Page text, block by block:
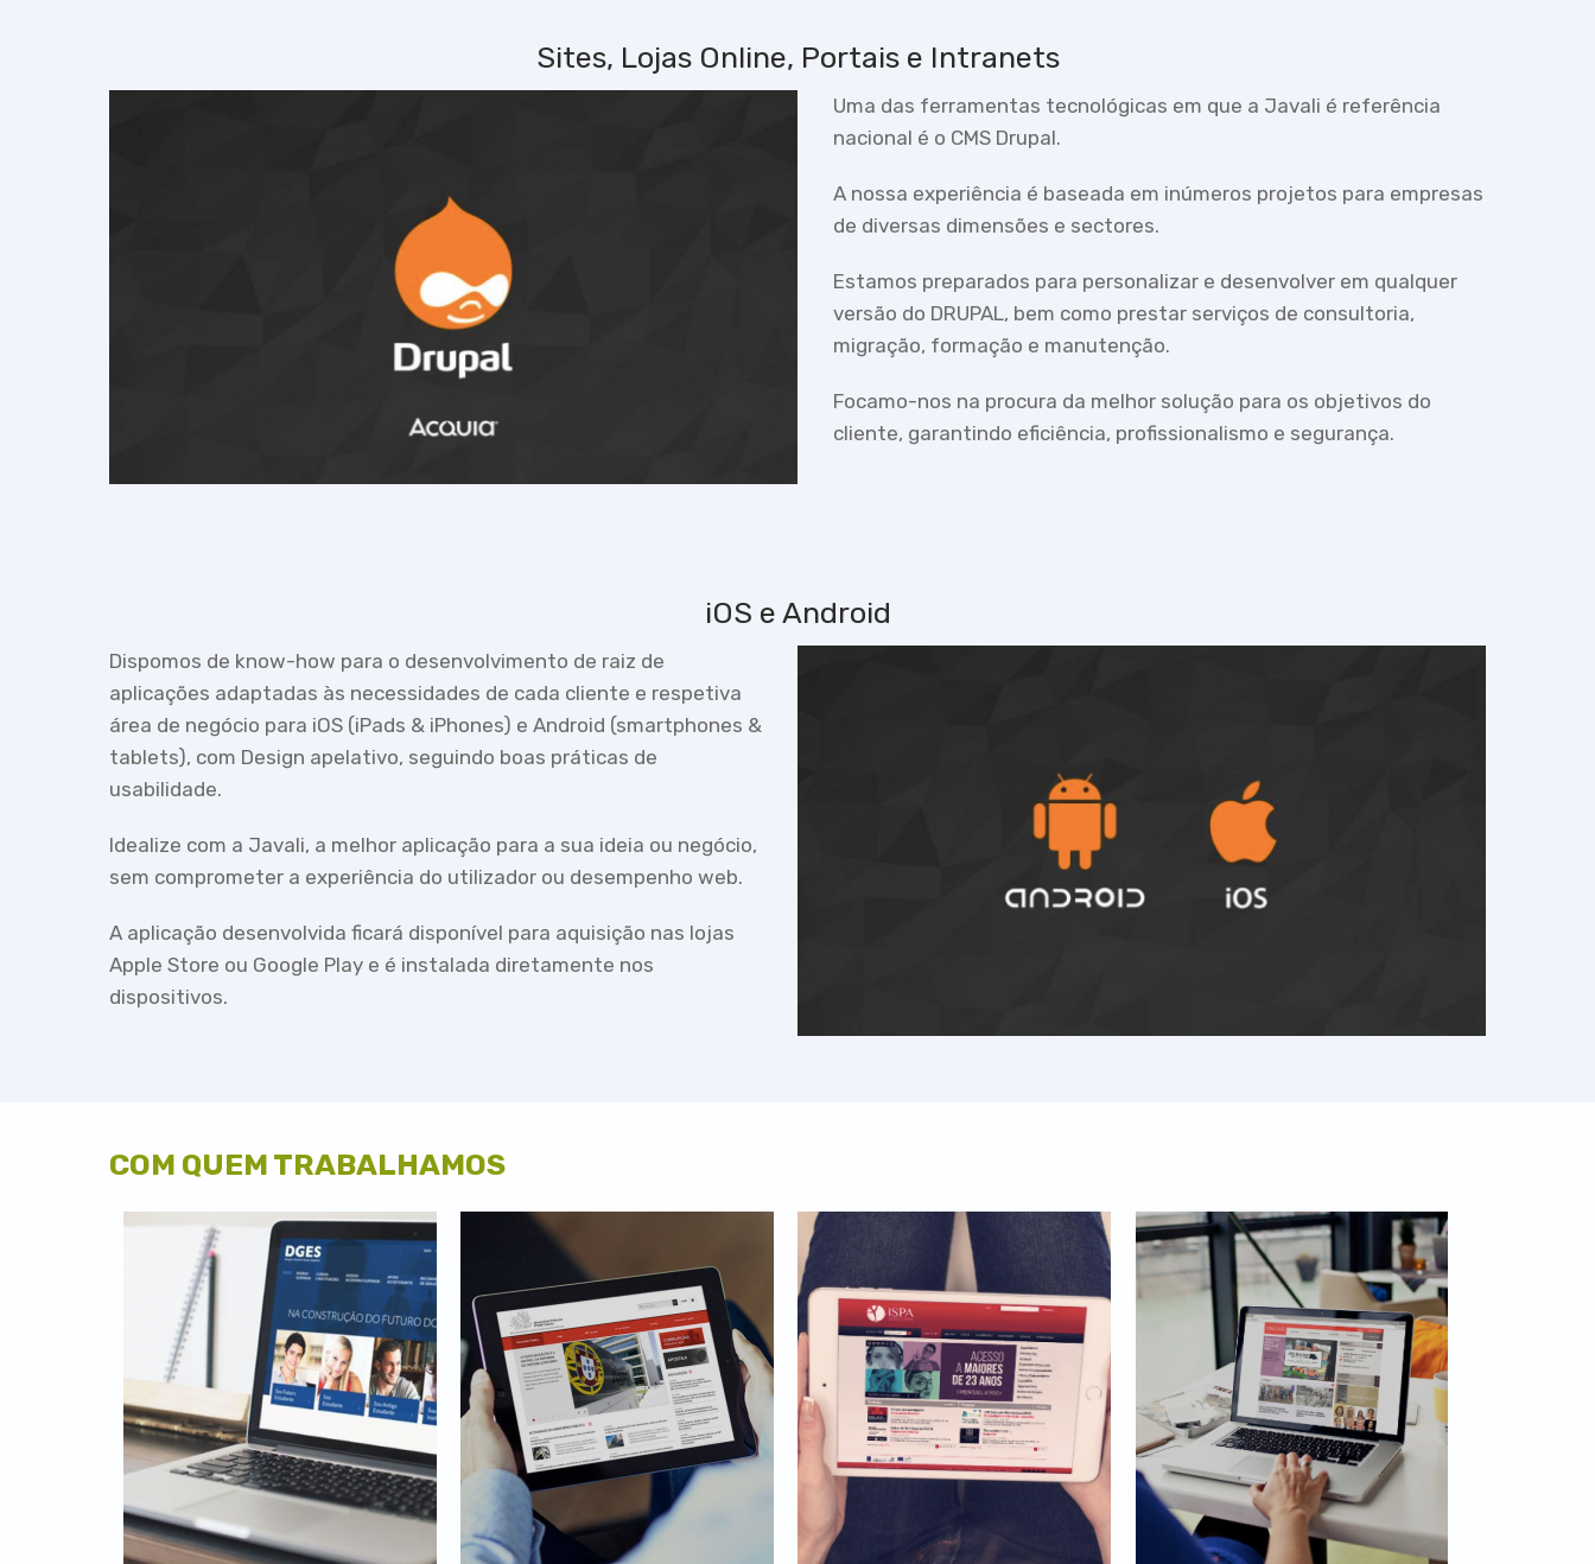
Sites, Lojas Online, Portais e Intranets
Uma das ferramentas tecnológicas em que a Javali é referência
nacional é o CMS Drupal.
A nossa experiência é baseada em inúmeros projetos para empresas
de diversas dimensões e sectores.
Estamos preparados para personalizar e desenvolver em qualquer
versão do DRUPAL, bem como prestar serviços de consultoria,
migração, formação e manutenção.
Focamo-nos na procura da melhor solução para os objetivos do
cliente, garantindo eficiência, profissionalismo e segurança.
iOS e Android
Dispomos de know-how para o desenvolvimento de raiz de
aplicações adaptadas às necessidades de cada cliente e respetiva
área de negócio para iOS (iPads & iPhones) e Android (smartphones &
tablets), com Design apelativo, seguindo boas práticas de
usabilidade.
Idealize com a Javali, a melhor aplicação para a sua ideia ou negócio,
sem comprometer a experiência do utilizador ou desempenho web.
A aplicação desenvolvida ficará disponível para aquisição nas lojas
Apple Store ou Google Play e é instalada diretamente nos
dispositivos.
COM QUEM TRABALHAMOS